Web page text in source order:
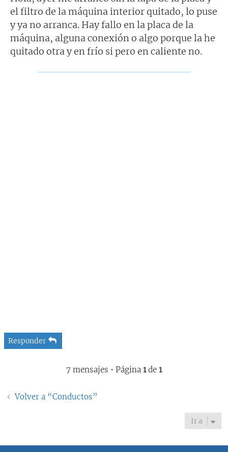
a
j
e
el filtro de la máquina interior quitado, lo puse
y ya no arranca. Hay fallo en la placa de la
máquina, alguna conexión o algo porque la he
quitado otra y en frío si pero en caliente no.
Responder
7 mensajes • Página 1de 1
Volver a “Conductos”
Ir a